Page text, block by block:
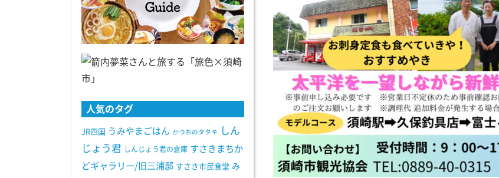
人気のタグ
JR四国 うみやまごはん かつおのタタキ
しん
じょう君 しんじょう君の倉庫 すさきまちか
どギャラリー/旧三浦邸 すさき市民食堂 み